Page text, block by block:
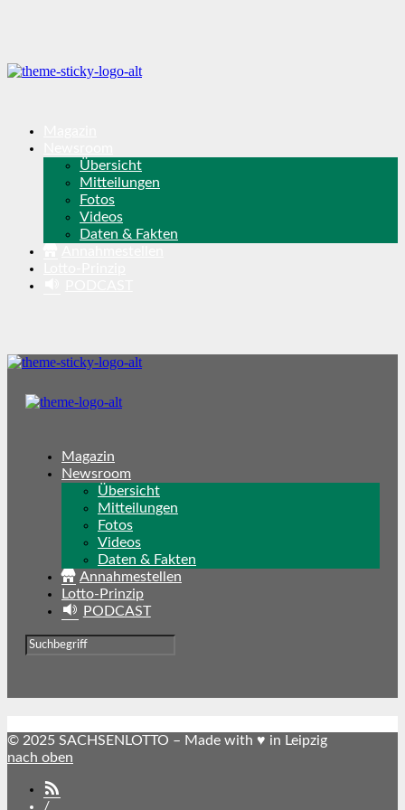
Übersicht
Mitteilungen
Fotos
Videos
Daten & Fakten
Magazin
Newsroom
Übersicht
Mitteilungen
Fotos
Videos
Daten & Fakten
Annahmestellen
Lotto-Prinzip
PODCAST
© 2025 SACHSENLOTTO – Made with ♥ in Leipzig
nach oben
/